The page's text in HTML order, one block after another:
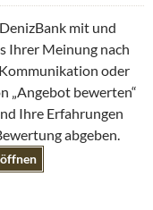
mit und
Ihrer Meinung nach
oder
„Angebot bewerten“
Ihre Erfahrungen
abgeben.